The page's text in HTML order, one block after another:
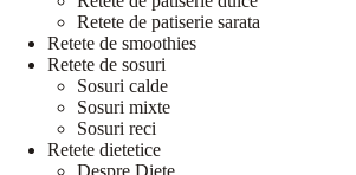
Retete de patiserie sarata
Retete de smoothies
Retete de sosuri
Sosuri calde
Sosuri mixte
Sosuri reci
Retete dietetice
Despre Diete